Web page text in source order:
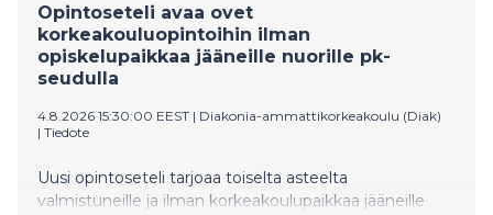
Opintoseteli avaa ovet
korkeakouluopintoihin ilman
opiskelupaikkaa jääneille nuorille pk-
seudulla
4.8.2026 15:30:00 EEST | Diakonia-ammattikorkeakoulu (Diak)
| Tiedote
Uusi opintoseteli tarjoaa toiselta asteelta
valmistuneille ja ilman korkeakoulupaikkaa jääneille